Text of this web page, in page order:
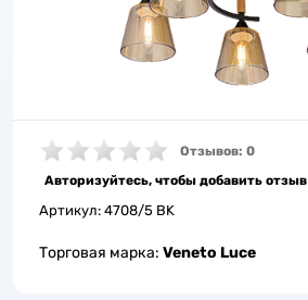
Отзывов: 0
Авторизуйтесь, чтобы добавить отзыв
Артикул: 4708/5 BK
Торговая марка: Veneto Luce